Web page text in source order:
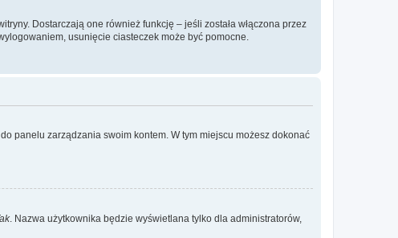
Dostarczają one również funkcję – jeśli została włączona przez
usunięcie ciasteczek może być pomocne.
panelu zarządzania swoim kontem. W tym miejscu możesz dokonać
. Nazwa użytkownika będzie wyświetlana tylko dla administratorów,